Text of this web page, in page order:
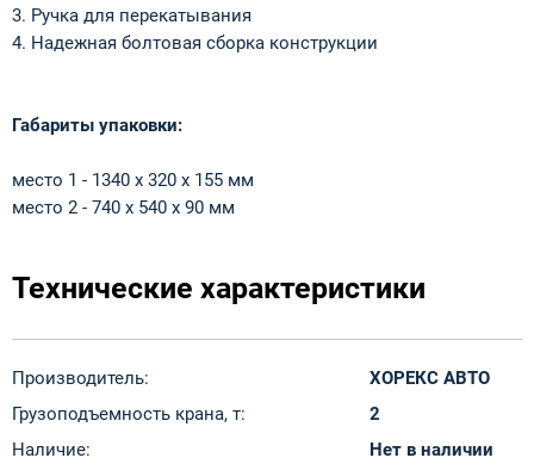
3. Ручка для перекатывания
4. Надежная болтовая сборка конструкции
Габариты упаковки:
место 1 - 1340 х 320 х 155 мм
место 2 - 740 х 540 х 90 мм
Технические характеристики
Производитель:
ХОРЕКС АВТО
Грузоподъемность крана, т:
2
Наличие:
Нет в наличии